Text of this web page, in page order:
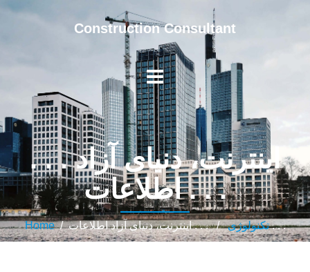
Construction Consultant
. . . اینترنت، دنیای آزاد
اطلاعات . . .
Home/ تکنولوژی/ . . . اینترنت، دنیای آزاد اطلاعات . . .